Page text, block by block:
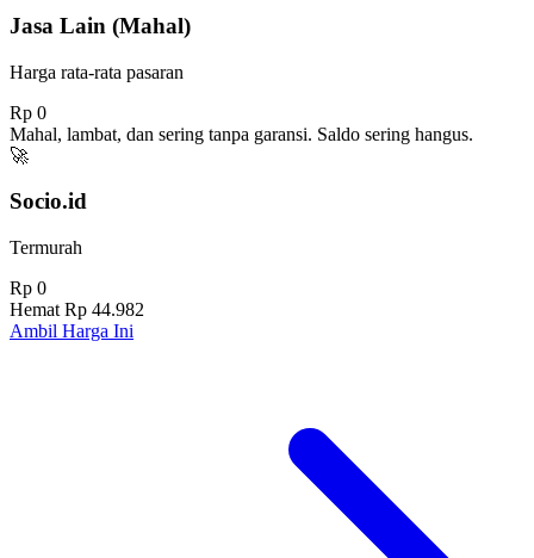
Jasa Lain (Mahal)
Harga rata-rata pasaran
Rp 0
Mahal, lambat, dan sering tanpa garansi. Saldo sering hangus.
🚀
Socio.id
Termurah
Rp 0
Hemat Rp 44.982
Ambil Harga Ini